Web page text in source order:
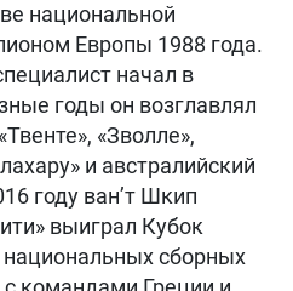
национальной
Европы 1988 года.
начал в
годы он возглавлял
«Зволле»,
и австралийский
году ван’т Шкип
выиграл Кубок
сборных